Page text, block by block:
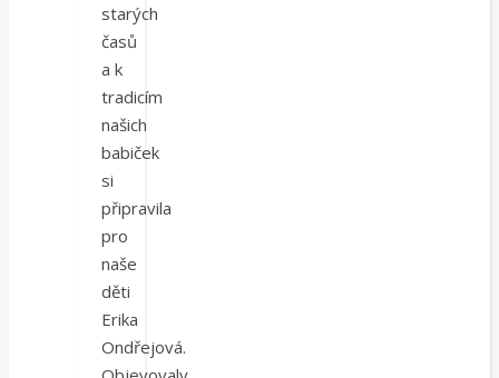
starých
časů
a k
tradicím
našich
babiček
si
připravila
pro
naše
děti
Erika
Ondřejová.